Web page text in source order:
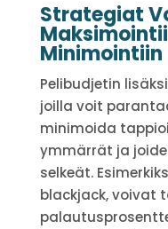
Strategiat
Minimointiin
Pelibudjetin
joilla voit
minimoida
ymmärrät ja
selkeät.
blackjack, voivat